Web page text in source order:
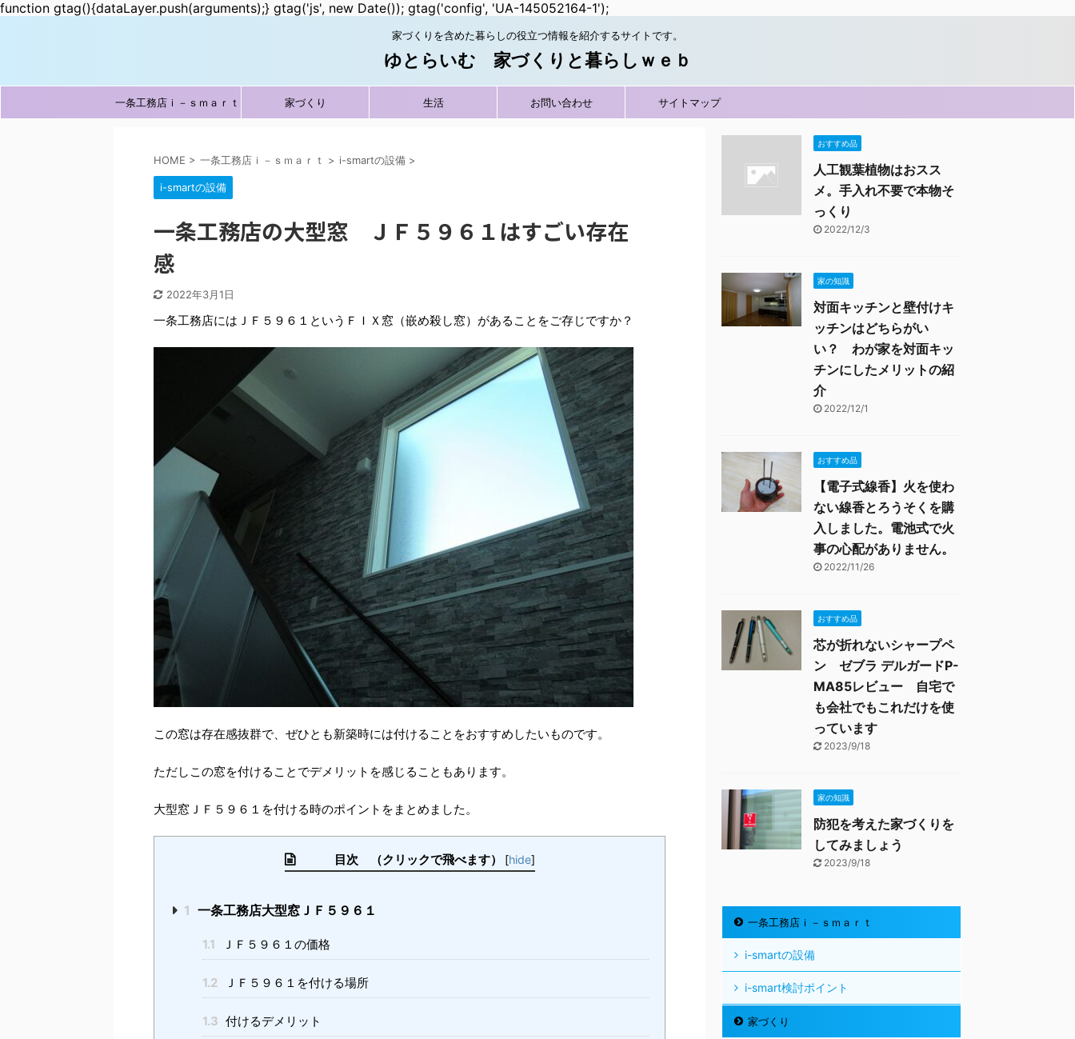
function gtag(){dataLayer.push(arguments);} gtag('js', new Date()); gtag('config', 'UA-145052164-1');
家づくりを含めた暮らしの役立つ情報を紹介するサイトです。
ゆとらいむ 家づくりと暮らしｗｅｂ
一条工務店ｉ－ｓｍａｒｔ 家づくり 生活 お問い合わせ サイトマップ
HOME > 一条工務店ｉ－ｓｍａｒｔ > i-smartの設備 >
i-smartの設備
一条工務店の大型窓 ＪＦ５９６１はすごい存在
感
2022年3月1日
一条工務店にはＪＦ５９６１というＦＩＸ窓（嵌め殺し窓）があることをご存じですか？
この窓は存在感抜群で、ぜひとも新築時には付けることをおすすめしたいものです。
ただしこの窓を付けることでデメリットを感じることもあります。
大型窓ＪＦ５９６１を付ける時のポイントをまとめました。
目次 （クリックで飛べます） [hide]
1 一条工務店大型窓ＪＦ５９６１
1.1 ＪＦ５９６１の価格
1.2 ＪＦ５９６１を付ける場所
1.3 付けるデメリット
おすすめ品
人工観葉植物はおスス
メ。手入れ不要で本物そ
っくり
2022/12/3
家の知識
対面キッチンと壁付けキ
ッチンはどちらがい
い？ わが家を対面キッ
チンにしたメリットの紹
介
2022/12/1
おすすめ品
【電子式線香】火を使わ
ない線香とろうそくを購
入しました。電池式で火
事の心配がありません。
2022/11/26
おすすめ品
芯が折れないシャープペ
ン ゼブラ デルガードP-
MA85レビュー 自宅で
も会社でもこれだけを使
っています
2023/9/18
家の知識
防犯を考えた家づくりを
してみましょう
2023/9/18
一条工務店ｉ－ｓｍａｒｔ
i-smartの設備
i-smart検討ポイント
家づくり